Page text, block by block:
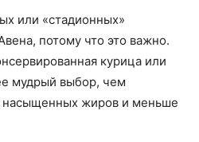
или «стадионных»
потому что это важно.
курица или
мудрый выбор, чем
насыщенных жиров и меньше